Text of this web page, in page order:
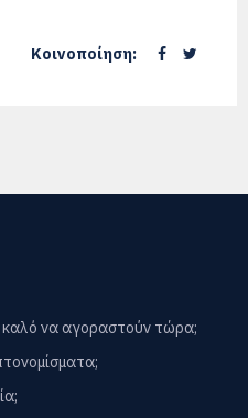
Κοινοποίηση:
καλό να αγοραστούν τώρα;